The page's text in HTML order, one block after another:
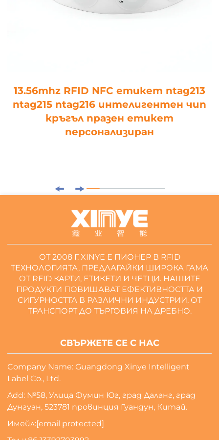
13.56mhz RFID NFC етикет ntag213
ntag215 ntag216 интелигентен чип
кръгъл празен етикет
персонализиран
ОТ 2008 Г. XINYE Е ПИОНЕР В RFID
ТЕХНОЛОГИЯТА, ПРЕДЛАГАЙКИ ШИРОКА ГАМА
ОТ RFID КАРТИ, ЕТИКЕТИ И ЧЕТЦИ. НАШИТЕ
ПРОДУКТИ ПОВИШАВАТ ЕФЕКТИВНОСТТА И
СИГУРНОСТТА В РАЗЛИЧНИ ИНДУСТРИИ, ОТ
ТРАНСПОРТ ДО ТЪРГОВИЯ НА ДРЕБНО.
СВЪРЖЕТЕ СЕ С НАС
Company Name: Guangdong Xinye Intelligent
Label Co., Ltd.
Add: №58, Улица Фумин Юг, град Даланг, град
Дунгуан, 523781 провинция Гуандун, Китай.
Имейл:[email protected]